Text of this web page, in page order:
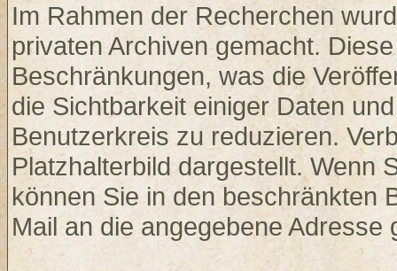
Im Rahmen der Recherchen
privaten Archiven gemacht.
Beschränkungen, was die
die Sichtbarkeit einiger Daten
Benutzerkreis zu reduzieren.
Platzhalterbild dargestellt. Wenn
können Sie in den beschränkten
Mail an die angegebene Adresse